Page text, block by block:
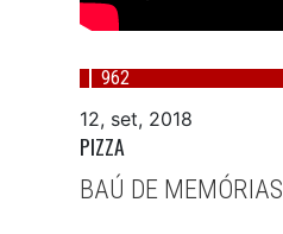
962
12, set, 2018
PIZZA
BAÚ DE MEMÓRIAS